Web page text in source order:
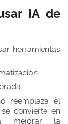
IA de
herramientas
reemplaza el
convierte en
mejorar la